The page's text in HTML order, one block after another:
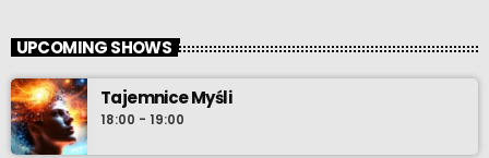
UPCOMING SHOWS
Tajemnice Myśli
18:00 - 19:00